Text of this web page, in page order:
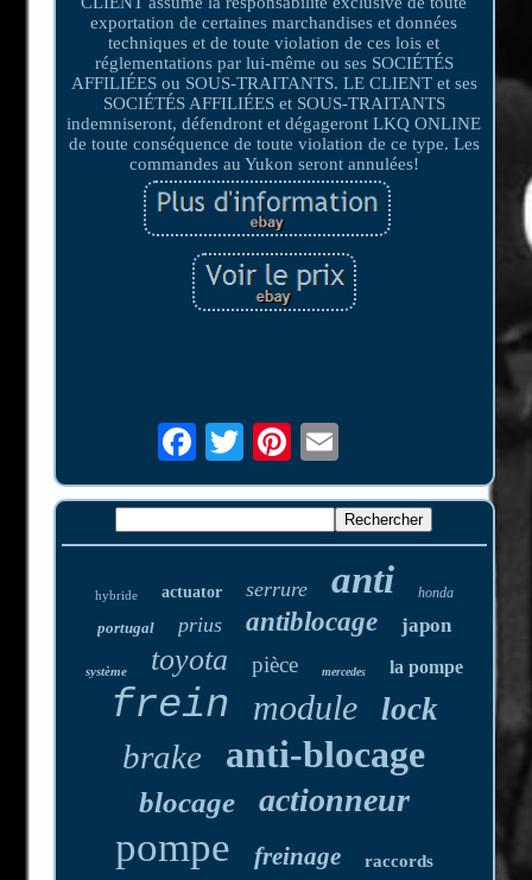
exportation de certaines marchandises et données
techniques et de toute violation de ces lois et
réglementations par lui-même ou ses SOCIÉTÉS
AFFILIÉES ou SOUS-TRAITANTS. LE CLIENT et ses
SOCIÉTÉS AFFILIÉES et SOUS-TRAITANTS
indemniseront, défendront et dégageront LKQ ONLINE
de toute conséquence de toute violation de ce type. Les
commandes au Yukon seront annulées!
hybride actuator serrure anti honda
portugal prius antiblocage japon
système toyota pièce mercedes la pompe
frein module lock
brake anti-blocage
blocage actionneur
pompe freinage raccords